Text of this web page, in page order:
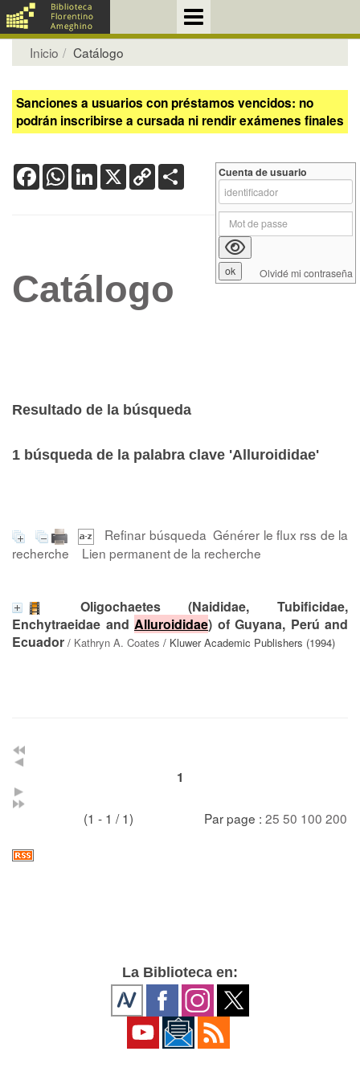
Inicio Catálogo
Sanciones a usuarios con préstamos vencidos: no
podrán inscribirse a cursada ni rendir exámenes finales
FacebookWhatsApp
LinkedIn
X Copy
Link
Catálogo
Resultado de la búsqueda
1 búsqueda de la palabra clave 'Alluroididae'
Refinar búsqueda Générer le flux rss de la
recherche
Lien permanent de la recherche
Oligochaetes (Naididae, Tubificidae,
Enchytraeidae and Alluroididae) of Guyana, Perú and
Ecuador / Kathryn A. Coates / Kluwer Academic Publishers (1994)
1
(1 - 1 / 1) Par page : 25 50 100 200
Cuenta de usuario
Olvidé mi contraseña
La Biblioteca en: